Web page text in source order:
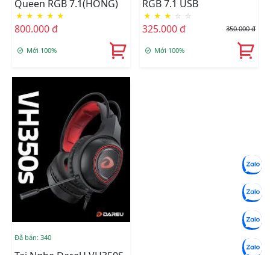
Queen RGB 7.1(HỒNG)
★ ★ ★ ★ ★
800.000 đ
Mới 100%
RGB 7.1 USB
★ ★ ★ ☆ ☆
325.000 đ 350.000 đ
Mới 100%
Đã bán: 340